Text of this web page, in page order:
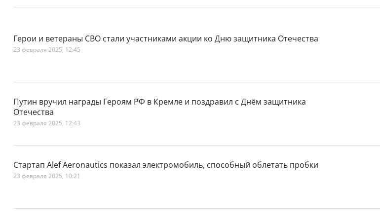
Герои и ветераны СВО стали участниками акции ко Дню защитника Отечества
23 февраля 2025, 12:45
Путин вручил награды Героям РФ в Кремле и поздравил с Днём защитника
Отечества
23 февраля 2025, 12:43
Стартап Alef Aeronautics показал электромобиль, способный облетать пробки
23 февраля 2025, 10:21